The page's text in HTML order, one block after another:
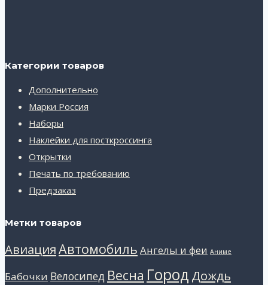
Категории товаров
Дополнительно
Марки Россия
Наборы
Наклейки для посткроссинга
Открытки
Печать по требованию
Предзаказ
Метки товаров
АвиацияАвтомобиль Ангелы и феи Аниме
Бабочки Велосипед Весна Город Дождь